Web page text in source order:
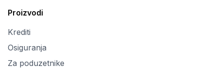
Proizvodi
Krediti
Osiguranja
Za poduzetnike